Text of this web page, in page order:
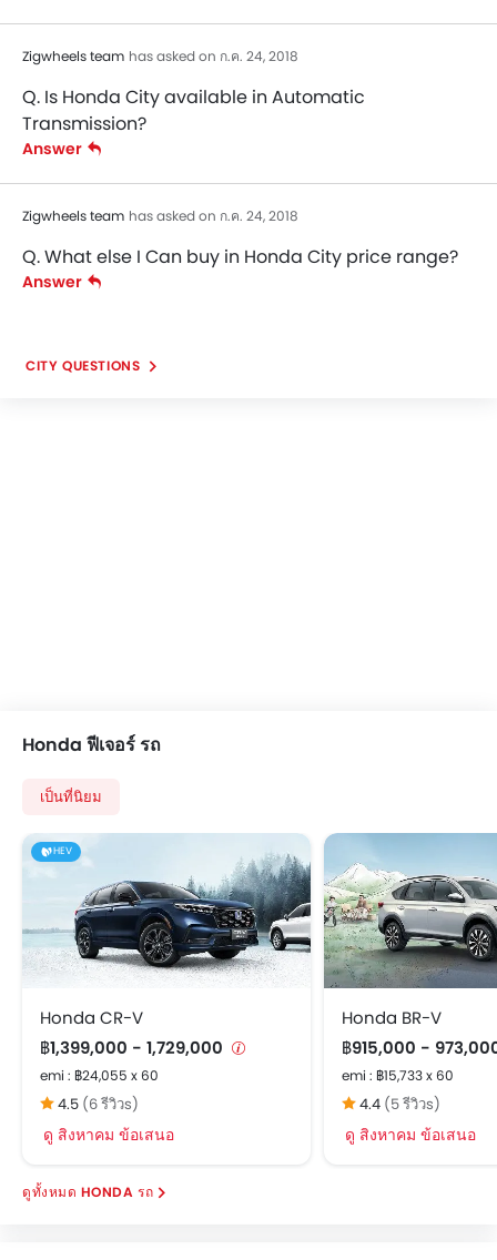
Zigwheels team has asked on ก.ค. 24, 2018
Q. Is Honda City available in Automatic
Transmission?
Answer
Zigwheels team has asked on ก.ค. 24, 2018
Q. What else I Can buy in Honda City price range?
Answer
CITY QUESTIONS
Honda ฟีเจอร์ รถ
เป็นที่นิยม
HEV
Honda CR-V
฿1,399,000 - 1,729,000
emi : ฿24,055 x 60
4.5 (6 รีวิวs)
ดู สิงหาคม ข้อเสนอ
Honda BR-V
฿915,000 -
emi : ฿15,733 x 60
4.4 (5 รีวิวs)
ดู สิงหาคม ข้อเสนอ
HONDA รถ